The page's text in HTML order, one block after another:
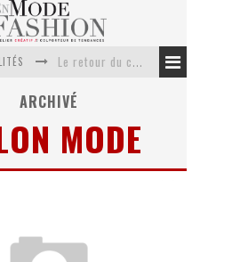
Le retour du cachemire version casual
La trousse de toilette : l’accessoire indispensable de voyage
Week-end spa en automne : quel maillot de bain choisir ?
ARCHIVÉ
MODE